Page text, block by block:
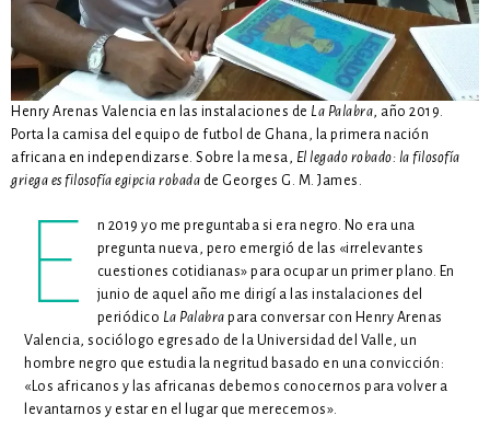
Henry Arenas Valencia en las instalaciones de La Palabra, año 2019.
Porta la camisa del equipo de futbol de Ghana, la primera nación
africana en independizarse. Sobre la mesa, El legado robado: la filosofía
griega es filosofía egipcia robada de Georges G. M. James.
E
n 2019 yo me preguntaba si era negro. No era una
pregunta nueva, pero emergió de las «irrelevantes
cuestiones cotidianas» para ocupar un primer plano. En
junio de aquel año me dirigí a las instalaciones del
periódico La Palabra para conversar con Henry Arenas
Valencia, sociólogo egresado de la Universidad del Valle, un
hombre negro que estudia la negritud basado en una convicción:
«Los africanos y las africanas debemos conocernos para volver a
levantarnos y estar en el lugar que merecemos».